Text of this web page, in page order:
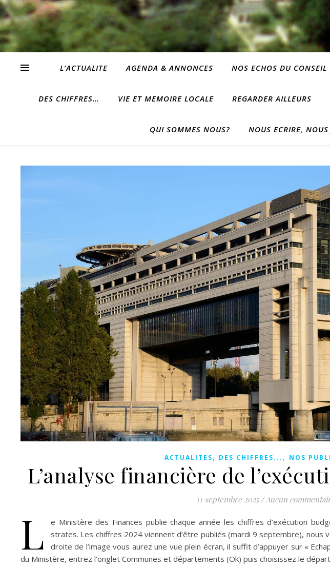
L’ACTUALITE AGENDA & ANNONCES NOS ECHOS DU CONSEIL
DES CHIFFRES… VIE ET MEMOIRE LOCALE REGARDER AILLEURS
QUI SOMMES NOUS? NOUS ECRIRE,
ACTUALITES, DES CHIFFRES... , NOS
L’analyse financière de
11 septembre 2025 /Aucun
L
e Ministère des Finances publie chaque année les chiffres d’exécution
strates. Les chiffres 2024 viennent d’être publiés (mardi 9 septembre), nous
droite de l’image vous aurez une vue plein écran, il suffit d’appuyer sur «
du Ministère, entrez l’onglet Communes et départements (Ok) puis choisissez le